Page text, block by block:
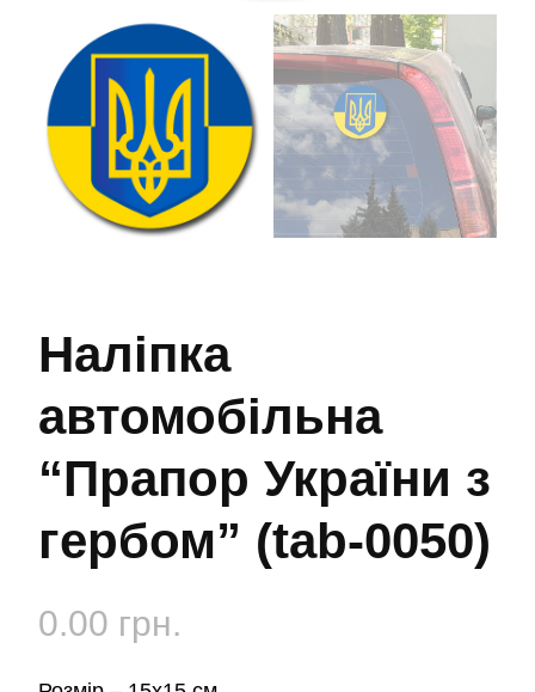
Наліпка
автомобільна
“Прапор України з
гербом” (tab-0050)
0.00 грн.